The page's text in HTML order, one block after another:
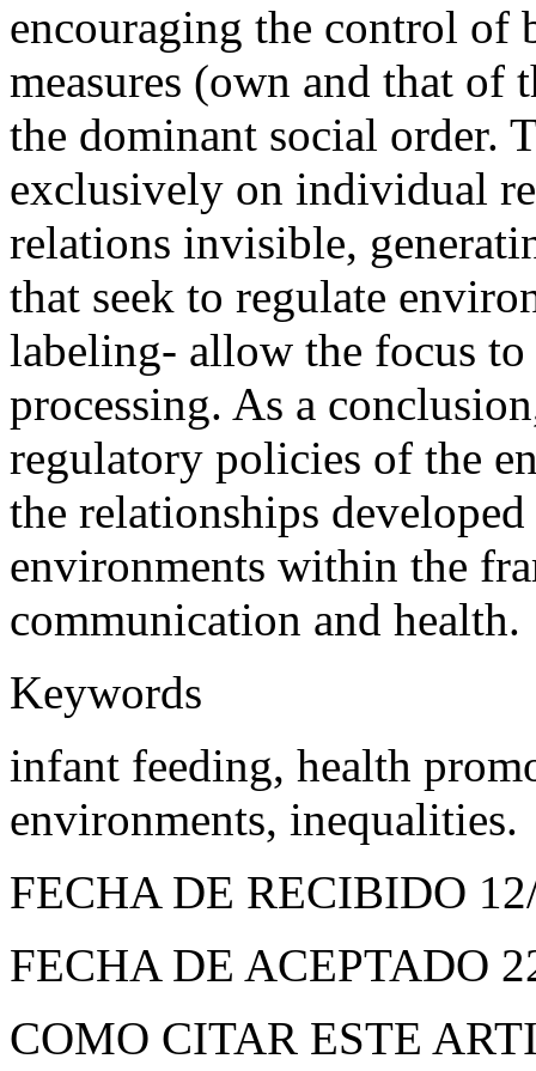
encouraging the control of
measures (own and that
the dominant social order.
exclusively on individual
relations invisible,
that seek to regulate
labeling- allow the focus
processing. As a
regulatory policies of the
the relationships
environments within the
communication and health.
Keywords
infant feeding, health
environments, inequalities.
FECHA DE RECIBIDO
FECHA DE ACEPTADO
COMO CITAR ESTE